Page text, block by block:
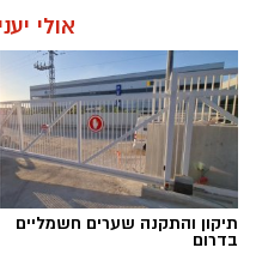
וכאשר וינטר מתחמם
תתאחדנה כל הטוענות
הממלכתיים (....) - הן
קולות שתזכיר את בל"ד
/ 10:17 07.08.26
אולי
תיקון והתקנה שערים חשמליים
בדרום